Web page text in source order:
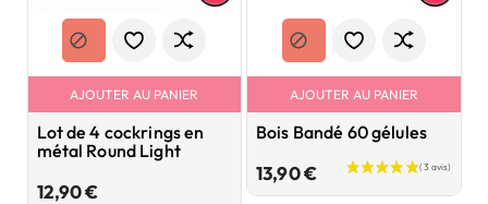
AJOUTER AU PANIER
Lot de 4 cockrings en
métal Round Light
12,90 €Prix
AJOUTER AU PANIER
Bois Bandé 60 gélules
13,90 €Prix